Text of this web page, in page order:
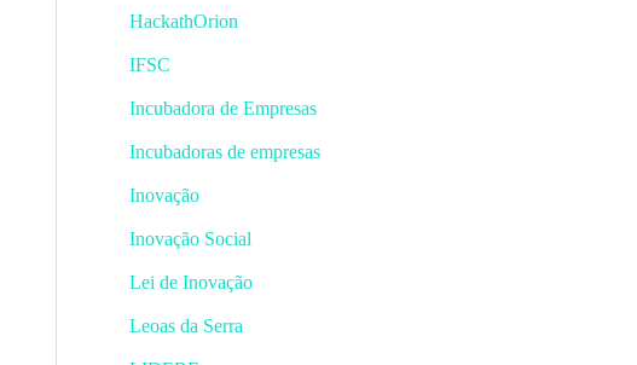
HackathOrion
IFSC
Incubadora de Empresas
Incubadoras de empresas
Inovação
Inovação Social
Lei de Inovação
Leoas da Serra